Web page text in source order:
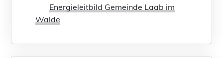
Energieleitbild Gemeinde Laab im
Walde